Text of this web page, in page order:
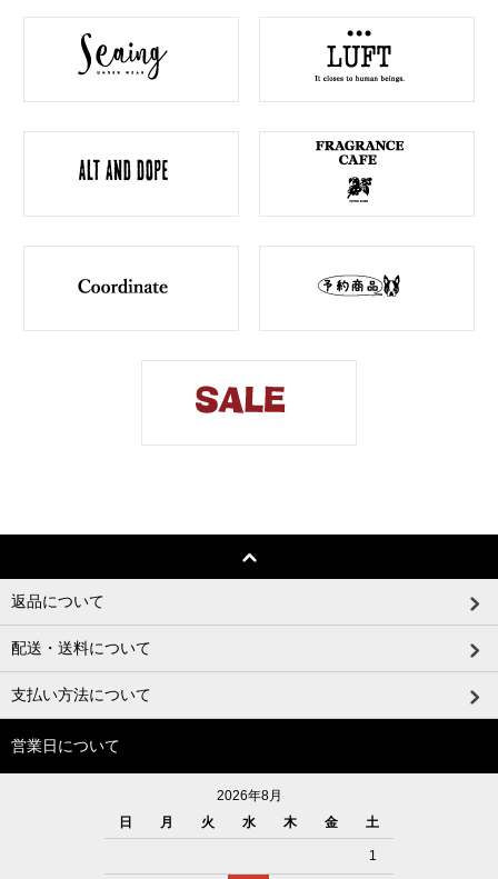
返品について
配送・送料について
支払い方法について
営業日について
2026年8月
日
月 火 水 木 金 土
1